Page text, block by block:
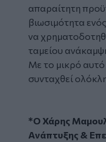
απαραίτητη
βιωσιμότητα
να
ταμείου
Με το μικρό αυτό
συνταχθεί
*Ο Χάρης
Ανάπτυξης &